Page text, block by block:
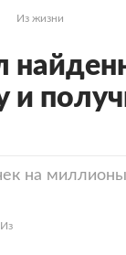
Из жизни
на